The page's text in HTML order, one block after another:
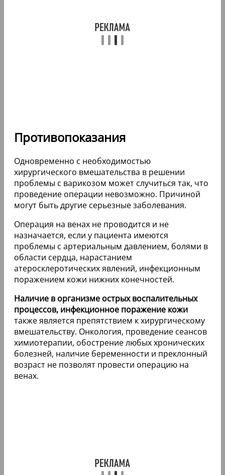
Противопоказания
Одновременно с необходимостью
хирургического вмешательства в решении
проблемы с варикозом может случиться так, что
проведение операции невозможно. Причиной
могут быть другие серьезные заболевания.
Операция на венах не проводится и не
назначается, если у пациента имеются
проблемы с артериальным давлением, болями в
области сердца, нарастанием
атеросклеротических явлений, инфекционным
поражением кожи нижних конечностей.
Наличие в организме острых воспалительных
процессов, инфекционное поражение кожи
также является препятствием к хирургическому
вмешательству. Онкология, проведение сеансов
химиотерапии, обострение любых хронических
болезней, наличие беременности и преклонный
возраст не позволят провести операцию на
венах.